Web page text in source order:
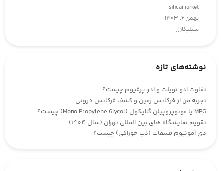
silicamarket
بهمن 6, 1403
سیلیکاژل
نوشته‌های تازه
تفاوت ادو تویلت و ادو پرفیوم چیست؟
تجربه من از فرکانس زمین و کشف فرکانس درونی
MPG یا مونوپروپیلن گلایکول (Mono Propylene Glycol) چیست؟
تقویم نمایشگاه های بین المللی تهران (سال 1404)
دی آمونیوم فسفات (دپ خوراکی) چیست؟